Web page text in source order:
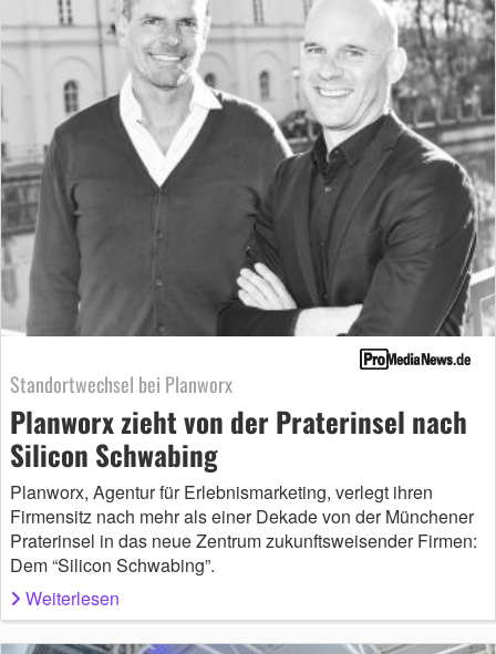
Standortwechsel bei Planworx
Planworx zieht von der Praterinsel nach
Silicon Schwabing
Planworx, Agentur für Erlebnismarketing, verlegt ihren
Firmensitz nach mehr als einer Dekade von der Münchener
Praterinsel in das neue Zentrum zukunftsweisender Firmen:
Dem “Silicon Schwabing”.
Weiterlesen